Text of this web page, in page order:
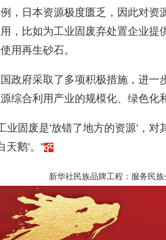
，日本资源极度匮乏，因此对资
，比如为工业固废弃处置企业提
用再生砂石。
政府采取了多项积极措施，进一
综合利用产业的规模化、绿色化
业固废是'放错了地方的资源’，
天鹅’。”
新华社民族品牌工程：服务民